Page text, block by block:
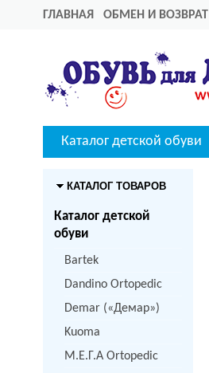
ГЛАВНАЯ ОБМЕН И ВОЗВРАТ
Каталог детской обуви
КАТАЛОГ ТОВАРОВ
Каталог детской
обуви
Bartek
Dandino Ortopedic
Demar («Демар»)
Kuoma
M.Е.Г.А Ortopedic